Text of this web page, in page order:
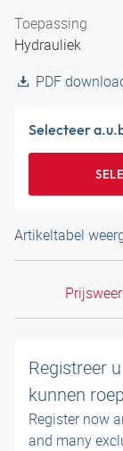
Toepassing
Hydrauliek
PDF
Selecteer
Artikeltabel
Registreer
kunnen
Register now
and many